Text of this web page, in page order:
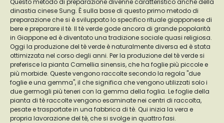
Questo metodo di preparazione divenne caratteristico anche della
dinastia cinese Sung. È sulla base di questo primo metodo di
preparazione che si è sviluppato lo specifico rituale giapponese di
bere e preparare il tè. Il tè verde gode ancora di grande popolarità
in Giappone ed è diventato una tradizione sociale quasi religiosa.
Oggi la produzione del tè verde è naturalmente diversa ed è stata
ottimizzata nel corso degli anni. Per la produzione del tè verde si
preferisce la pianta Camellia sinensis, che ha foglie più piccole e
più morbide. Queste vengono raccolte secondo la regola "due
foglie e una gemma", il che significa che vengono utilizzati solo i
due germogli più teneri con la gemma della foglia. Le foglie della
pianta di tè raccolte vengono esaminate nei centri di raccolta,
pesate e trasportate in una fabbrica di tè. Qui inizia la vera e
propria lavorazione del tè, che si svolge in quattro fasi.